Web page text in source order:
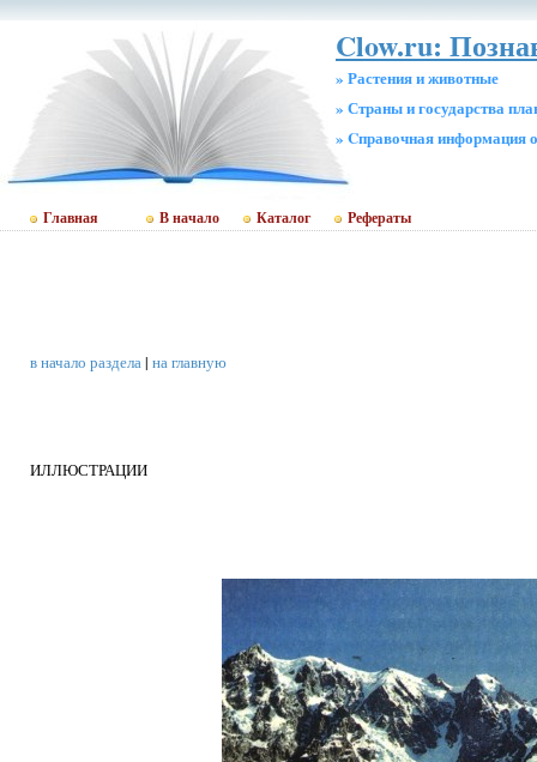
Clow.ru:
» Растения и животные
» Страны и государства
» Cправочная информация
Главная В начало Каталог Рефераты
в начало раздела| на главную
ИЛЛЮСТРАЦИИ